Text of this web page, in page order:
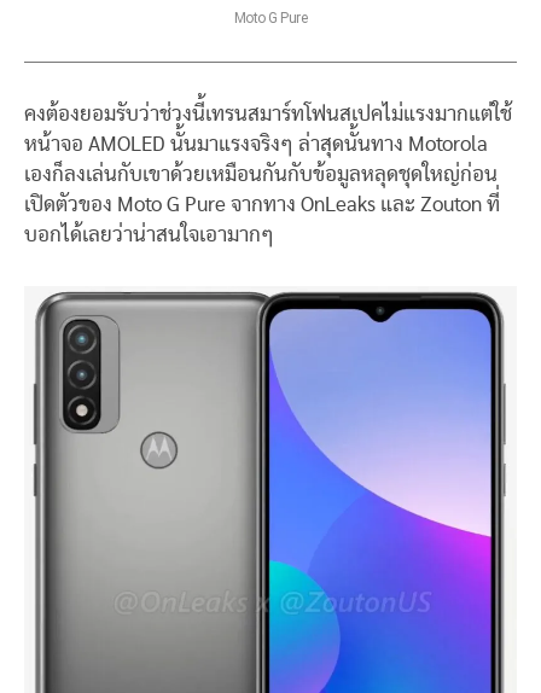
Moto G Pure
คงต้องยอมรับว่าช่วงนี้เทรนสมาร์ทโฟนสเปคไม่แรงมากแต่ใช้
หน้าจอ AMOLED นั้นมาแรงจริงๆ ล่าสุดนั้นทาง Motorola
เองก็ลงเล่นกับเขาด้วยเหมือนกันกับข้อมูลหลุดชุดใหญ่ก่อน
เปิดตัวของ Moto G Pure จากทาง OnLeaks และ Zouton ที่
บอกได้เลยว่าน่าสนใจเอามากๆ